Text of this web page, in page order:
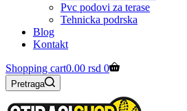
Pvc podovi za terase
Tehnicka podrska
Blog
Kontakt
Shopping cart0.00 rsd 0
Pretraga